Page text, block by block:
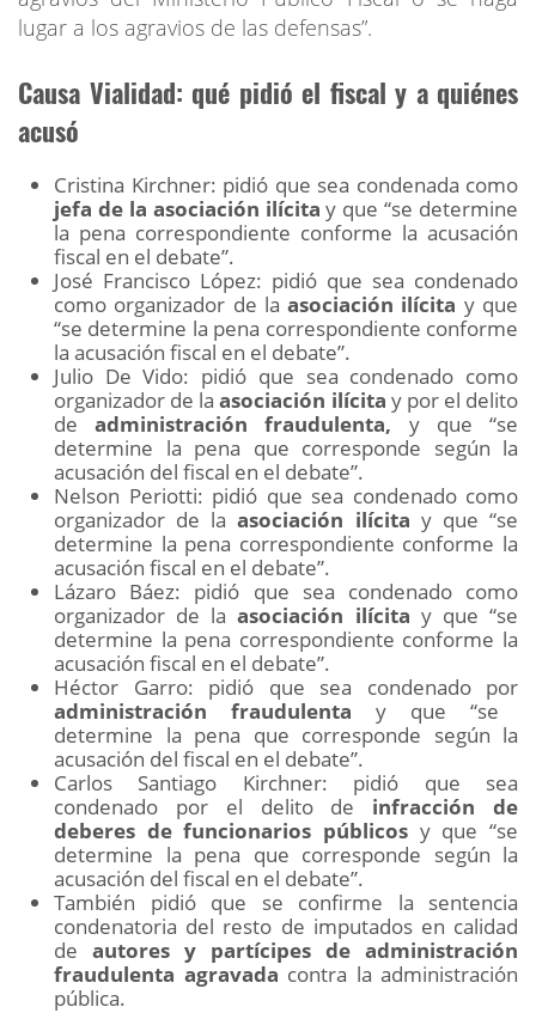
lugar a los agravios de las defensas”.
Causa Vialidad: qué pidió el fiscal y a quiénes
acusó
Cristina Kirchner: pidió que sea condenada como
jefa de la asociación ilícitay que “se determine
la pena correspondiente conforme la acusación
fiscal en el debate”.
José Francisco López: pidió que sea condenado
como organizador de laasociación ilícita y que
“se determine la pena correspondiente conforme
la acusación fiscal en el debate”.
Julio De Vido: pidió que sea condenado como
organizador de laasociación ilícita y por el delito
deadministración fraudulenta, y que “se
determine la pena que corresponde según la
acusación del fiscal en el debate”.
Nelson Periotti: pidió que sea condenado como
organizador de laasociación ilícita y que “se
determine la pena correspondiente conforme la
acusación fiscal en el debate”.
Lázaro Báez: pidió que sea condenado como
organizador de laasociación ilícita y que “se
determine la pena correspondiente conforme la
acusación fiscal en el debate”.
Héctor Garro: pidió que sea condenado por
administración fraudulenta y que “se
determine la pena que corresponde según la
acusación del fiscal en el debate”.
Carlos Santiago Kirchner: pidió que sea
condenado por el delito de infracción de
deberes de funcionarios públicos y que “se
determine la pena que corresponde según la
acusación del fiscal en el debate”.
También pidió que se confirme la sentencia
condenatoria del resto de imputados en calidad
de autores y partícipes de administración
fraudulenta agravada contra la administración
pública.